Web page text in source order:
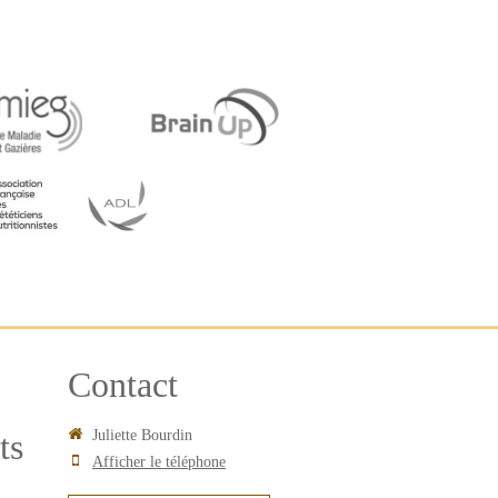
Contact
Juliette Bourdin
Afficher le téléphone